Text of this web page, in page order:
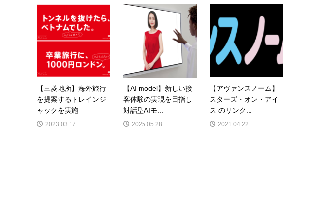
【三菱地所】海外旅行
を提案するトレインジ
ャックを実施
2023.03.17
【AI model】新しい接
客体験の実現を目指し
対話型AIモ...
2025.05.28
【アヴァンスノーム】
スターズ・オン・アイ
ス のリンク...
2021.04.22